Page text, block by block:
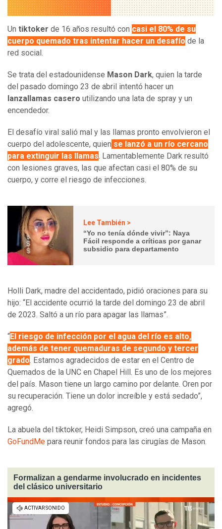
Un tiktoker de 16 años resultó con casi el 80% de su
cuerpo quemado tras intentar hacer un desafío de la
red social.
Se trata del estadounidense Mason Dark, quien la tarde
del pasado domingo 23 de abril intentó hacer un
lanzallamas casero utilizando una lata de spray y un
encendedor.
El desafío viral salió mal y las llamas pronto envolvieron el
cuerpo del adolescente, quien se lanzó a un río cercano
para extinguir las llamas. Lamentablemente Dark resultó
con lesiones graves, las que afectan casi el 80% de su
cuerpo, y corre el riesgo de infecciones.
Lee También >
“Yo no tenía dónde vivir”: Naya
Fácil responde a críticas por ganar
subsidio para departamento
Holli Dark, madre del accidentado, pidió oraciones para su
hijo: “El accidente ocurrió la tarde del domingo 23 de abril
de 2023. Saltó a un río para apagar las llamas”.
“El riesgo de infección por el agua del río es alto,
además de tener quemaduras de segundo y tercer
grado. Estamos agradecidos de estar en el Centro de
Quemados de la UNC en Chapel Hill. Es uno de los mejores
del país. Mason tiene un largo camino por delante. Oren por
su recuperación. Tiene un dolor increíble y está sedado”,
agregó.
La abuela del tiktoker, Heidi Simpson, creó una campaña en
GoFundMe para reunir fondos para las cirugías de Mason.
Formalizan a gendarme involucrado en incidentes
del clásico universitario